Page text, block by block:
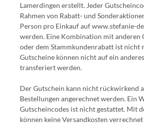
Lamerdingen erstellt. Jeder
Rahmen von Rabatt- und
Person pro Einkauf auf www.stefanie-
werden. Eine Kombination mit anderen
oder dem Stammkundenrabatt ist nicht
Gutscheine können nicht auf ein
transferiert werden.
Der Gutschein kann nicht rückwirkend
Bestellungen angerechnet werden. Ein
Gutscheincodes ist nicht gestattet. Mit
können keine Versandkosten